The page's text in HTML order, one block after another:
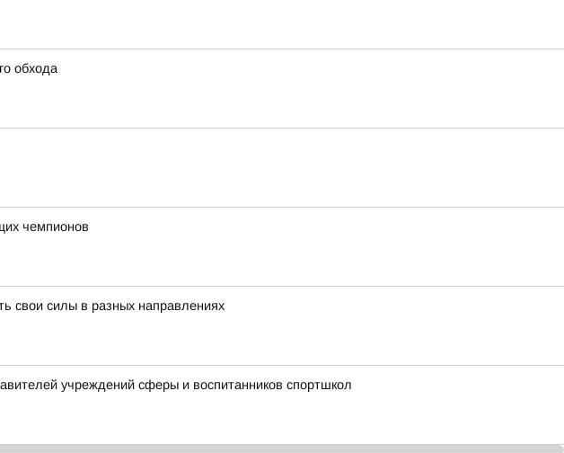
обхода
чемпионов
свои силы в разных направлениях
учреждений сферы и воспитанников спортшкол